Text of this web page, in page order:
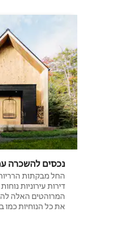
נכסים להשכרה
החל מבקתות
דירות עירוניות
המרוהטים האלה
את כל הנוחיות כמו